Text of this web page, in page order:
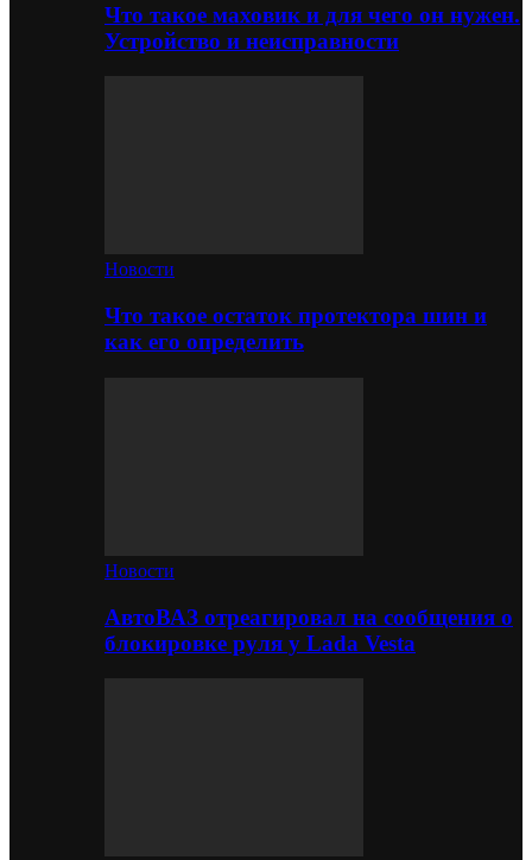
Что такое маховик и для чего он нужен.
Устройство и неисправности
Новости
Что такое остаток протектора шин и
как его определить
Новости
АвтоВАЗ отреагировал на сообщения о
блокировке руля у Lada Vesta